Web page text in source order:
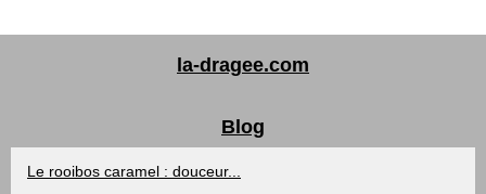
la-dragee.com
Blog
Le rooibos caramel : douceur...